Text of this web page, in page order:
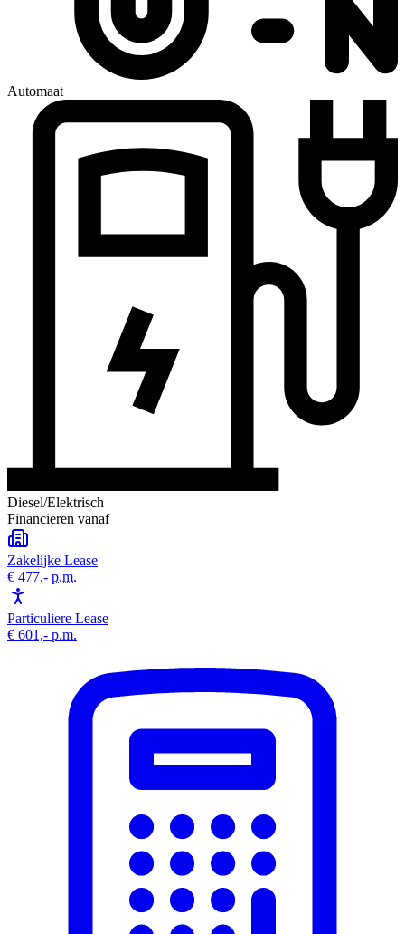
Automaat
Diesel/Elektrisch
Financieren vanaf
Zakelijke Lease
€ 477,- p.m.
Particuliere Lease
€ 601,- p.m.